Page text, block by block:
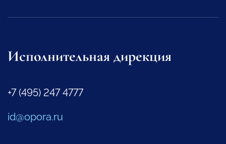
Исполнительная дирекция
+7 (495) 247 4777
id@opora.ru